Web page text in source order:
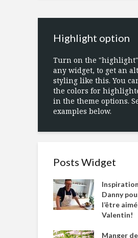
Highlight option
Turn on the
any widget, to get an
styling like this. You
the colors for
in the theme options.
examples below.
Posts Widget
Danny
l’être
Valentin!
Manger